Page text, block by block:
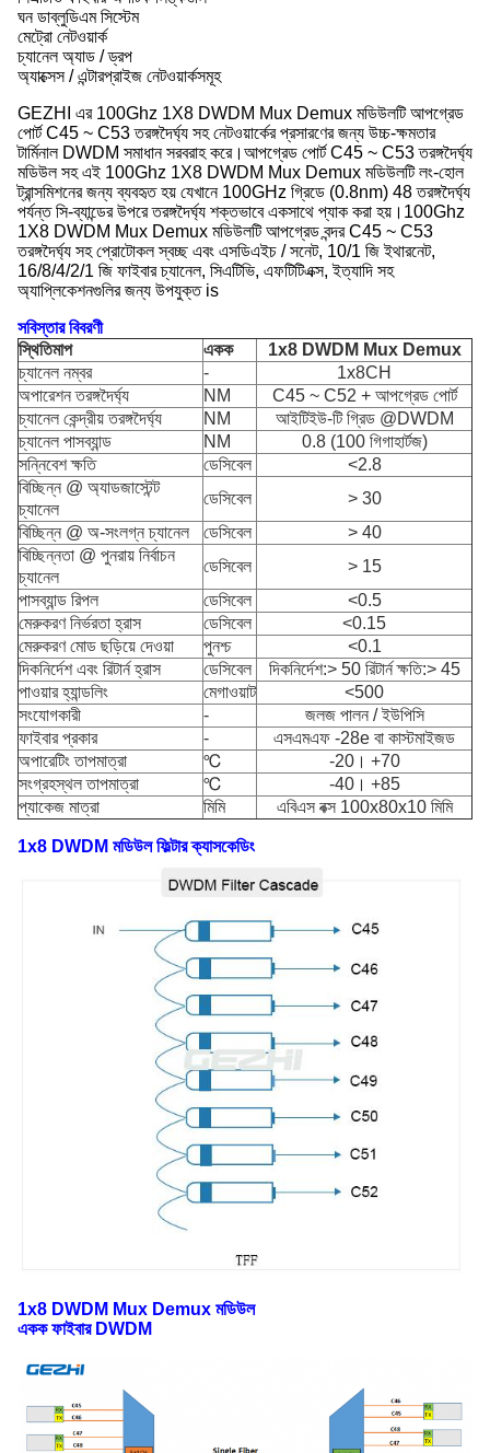
ঘন ডাব্লুডিএম সিস্টেম
মেট্রো নেটওয়ার্ক
চ্যানেল অ্যাড / ড্রপ
অ্যাক্সেস / এন্টারপ্রাইজ নেটওয়ার্কসমূহ
GEZHI এর 100Ghz 1X8 DWDM Mux Demux মডিউলটি আপগ্রেড
পোর্ট C45 ~ C53 তরঙ্গদৈর্ঘ্য সহ নেটওয়ার্কের প্রসারণের জন্য উচ্চ-ক্ষমতার
টার্মিনাল DWDM সমাধান সরবরাহ করে।আপগ্রেড পোর্ট C45 ~ C53 তরঙ্গদৈর্ঘ্য
মডিউল সহ এই 100Ghz 1X8 DWDM Mux Demux মডিউলটি লং-হোল
ট্রান্সমিশনের জন্য ব্যবহৃত হয় যেখানে 100GHz গ্রিডে (0.8nm) 48 তরঙ্গদৈর্ঘ্য
পর্যন্ত সি-ব্যান্ডের উপরে তরঙ্গদৈর্ঘ্য শক্তভাবে একসাথে প্যাক করা হয়।100Ghz
1X8 DWDM Mux Demux মডিউলটি আপগ্রেড বন্দর C45 ~ C53
তরঙ্গদৈর্ঘ্য সহ প্রোটোকল স্বচ্ছ এবং এসডিএইচ / সনেট, 10/1 জি ইথারনেট,
16/8/4/2/1 জি ফাইবার চ্যানেল, সিএটিভি, এফটিটিএক্স, ইত্যাদি সহ
অ্যাপ্লিকেশনগুলির জন্য উপযুক্ত is
সবিস্তার বিবরণী
স্থিতিমাপ
একক
1x8 DWDM Mux Demux
চ্যানেল নম্বর
-
1x8CH
অপারেশন তরঙ্গদৈর্ঘ্য
NM
C45 ~ C52 + আপগ্রেড পোর্ট
চ্যানেল কেন্দ্রীয় তরঙ্গদৈর্ঘ্য
NM
আইটিইউ-টি গ্রিড @DWDM
চ্যানেল পাসব্যান্ড
NM
0.8 (100 গিগাহার্টজ)
সন্নিবেশ ক্ষতি
ডেসিবেল
<2.8
বিচ্ছিন্ন @ অ্যাডজাস্টেন্ট
চ্যানেল
ডেসিবেল
> 30
বিচ্ছিন্ন @ অ-সংলগ্ন চ্যানেল
ডেসিবেল
> 40
বিচ্ছিন্নতা @ পুনরায় নির্বাচন
চ্যানেল
ডেসিবেল
> 15
পাসব্যান্ড রিপল
ডেসিবেল
<0.5
মেরুকরণ নির্ভরতা হ্রাস
ডেসিবেল
<0.15
মেরুকরণ মোড ছড়িয়ে দেওয়া
পুনশ্চ
<0.1
দিকনির্দেশ এবং রিটার্ন হ্রাস
ডেসিবেল
দিকনির্দেশ:> 50 রিটার্ন ক্ষতি:> 45
পাওয়ার হ্যান্ডলিং
মেগাওয়াট
<500
সংযোগকারী
-
জলজ পালন / ইউপিসি
ফাইবার প্রকার
-
এসএমএফ -28e বা কাস্টমাইজড
অপারেটিং তাপমাত্রা
℃
-20। +70
সংগ্রহস্থল তাপমাত্রা
℃
-40। +85
প্যাকেজ মাত্রা
মিমি এবিএস বক্স 100x80x10 মিমি
1x8 DWDM মডিউল ফিল্টার ক্যাসকেডিং
1x8 DWDM Mux Demux মডিউল
একক ফাইবার DWDM